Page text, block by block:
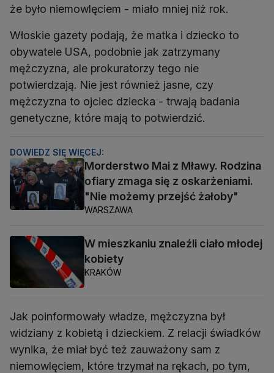
że było niemowlęciem - miało mniej niż rok.
Włoskie gazety podają, że matka i dziecko to
obywatele USA, podobnie jak zatrzymany
mężczyzna, ale prokuratorzy tego nie
potwierdzają. Nie jest również jasne, czy
mężczyzna to ojciec dziecka - trwają badania
genetyczne, które mają to potwierdzić.
DOWIEDZ SIĘ WIĘCEJ:
Morderstwo Mai z Mławy. Rodzina
ofiary zmaga się z oskarżeniami.
"Nie możemy przejść żałoby"
WARSZAWA
W mieszkaniu znaleźli ciało młodej
kobiety
KRAKÓW
Jak poinformowały władze, mężczyzna był
widziany z kobietą i dzieckiem. Z relacji świadków
wynika, że miał być też zauważony sam z
niemowlęciem, które trzymał na rękach, po tym,